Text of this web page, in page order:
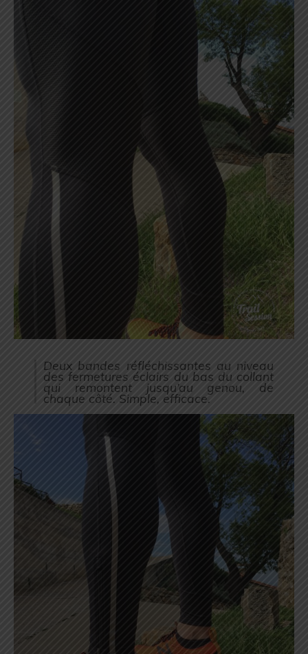
Deux bandes réfléchissantes au niveau
des fermetures éclairs du bas du collant
qui remontent jusqu’au genou, de
chaque côté. Simple, efficace.